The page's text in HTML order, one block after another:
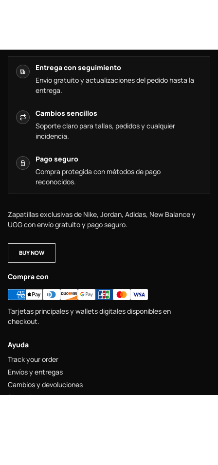
Entrega con seguimiento
Envío gratuito y actualizaciones del pedido hasta la
entrega.
Cambios sencillos
Soporte claro para tallas, pedidos y cualquier
incidencia.
Pago seguro
Compra protegida con métodos de pago
reconocidos.
Zapatillas exclusivas de Nike, Jordan, Adidas, New Balance y
UGG con envío gratuito y pago seguro.
BUY NOW
Compra con
Tarjetas principales y wallets digitales disponibles en
checkout.
Ayuda
Track your order
Envíos y entregas
Cambios y devoluciones
Size guide